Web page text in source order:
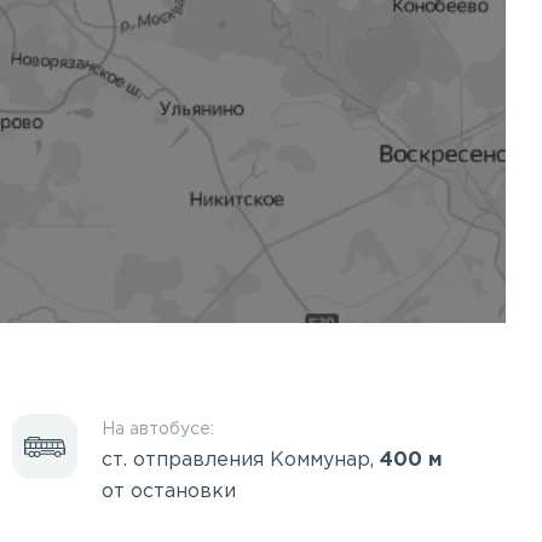
На автобусе:
ст. отправления Коммунар, 400 м
от остановки